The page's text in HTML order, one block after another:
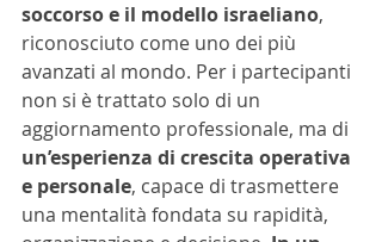
soccorso e il modello israeliano,
riconosciuto come uno dei più
avanzati al mondo. Per i partecipanti
non si è trattato solo di un
aggiornamento professionale, ma di
un’esperienza di crescita operativa
e personale, capace di trasmettere
una mentalità fondata su rapidità,